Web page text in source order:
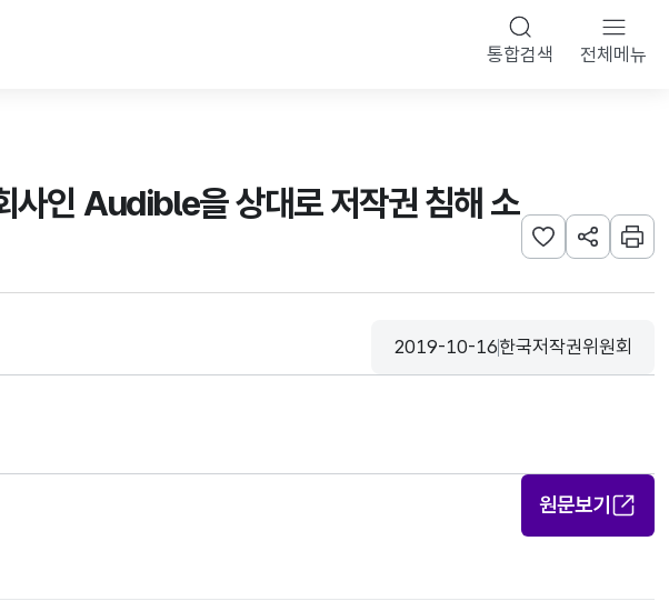
통합검색 전체메뉴
사인 Audible을 상대로 저작권 침해 소
관심사 등록하기
URL 공유하
인쇄
등록일
2019-10-16
수집기관
한국저작권위원회
원문보기